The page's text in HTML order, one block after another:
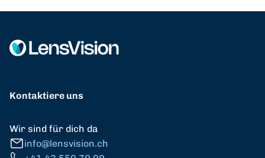
Kontaktiere uns
Wir sind für dich da
info@lensvision.ch